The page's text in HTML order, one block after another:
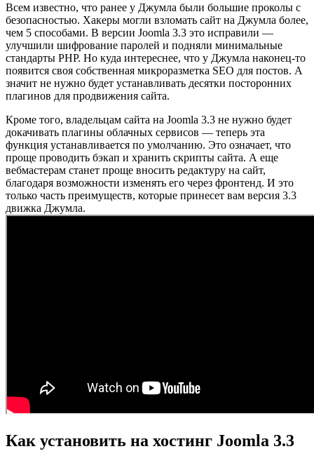
Всем известно, что ранее у Джумла были большие проколы с
безопасностью. Хакеры могли взломать сайт на Джумла более,
чем 5 способами. В версии Joomla 3.3 это исправили —
улучшили шифрование паролей и подняли минимальные
стандарты PHP. Но куда интереснее, что у Джумла наконец-то
появится своя собственная микроразметка SEO для постов. А
значит не нужно будет устанавливать десятки посторонних
плагинов для продвижения сайта.
Кроме того, владельцам сайта на Joomla 3.3 не нужно будет
докачивать плагины облачных сервисов — теперь эта
функция устанавливается по умолчанию. Это означает, что
проще проводить бэкап и хранить скрипты сайта. А еще
вебмастерам станет проще вносить редактуру на сайт,
благодаря возможности изменять его через фронтенд. И это
только часть преимуществ, которые принесет вам версия 3.3
движка Джумла.
Как установить на хостинг Joomla 3.3